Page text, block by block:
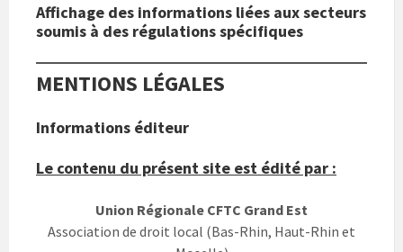
Affichage des informations liées aux secteurs
soumis à des régulations spécifiques
MENTIONS LÉGALES
Informations éditeur
Le contenu du présent site est édité par :
Union Régionale CFTC Grand Est
Association de droit local (Bas-Rhin, Haut-Rhin et